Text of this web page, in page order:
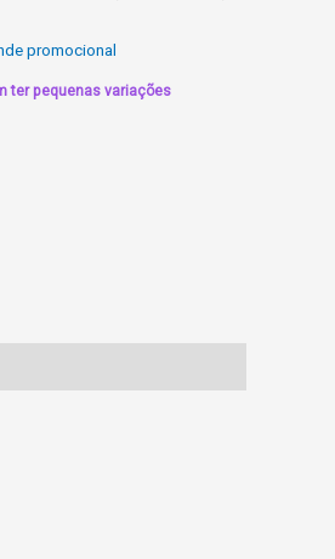
promocional
ter pequenas variações